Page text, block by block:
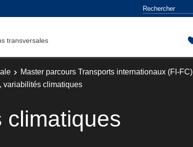
transversales
Master parcours Transports internationaux (FI-FC)
variabilités climatiques
climatiques